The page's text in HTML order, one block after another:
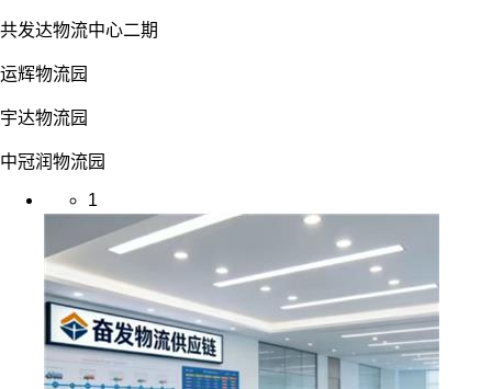
共发达物流中心二期
运辉物流园
宇达物流园
中冠润物流园
1